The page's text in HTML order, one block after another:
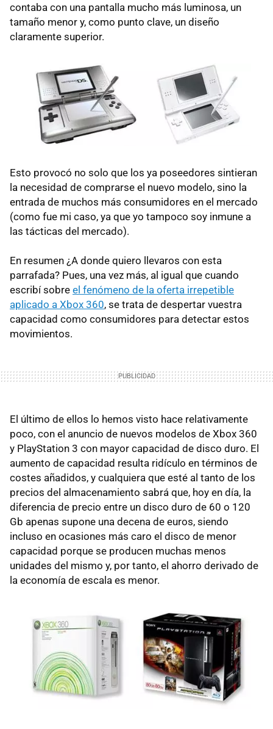
contaba con una pantalla mucho más luminosa, un
tamaño menor y, como punto clave, un diseño
claramente superior.
Esto provocó no solo que los ya poseedores sintieran
la necesidad de comprarse el nuevo modelo, sino la
entrada de muchos más consumidores en el mercado
(como fue mi caso, ya que yo tampoco soy inmune a
las tácticas del mercado).
En resumen ¿A donde quiero llevaros con esta
parrafada? Pues, una vez más, al igual que cuando
escribí sobre el fenómeno de la oferta irrepetible
aplicado a Xbox 360, se trata de despertar vuestra
capacidad como consumidores para detectar estos
movimientos.
El último de ellos lo hemos visto hace relativamente
poco, con el anuncio de nuevos modelos de Xbox 360
y PlayStation 3 con mayor capacidad de disco duro. El
aumento de capacidad resulta ridículo en términos de
costes añadidos, y cualquiera que esté al tanto de los
precios del almacenamiento sabrá que, hoy en día, la
diferencia de precio entre un disco duro de 60 o 120
Gb apenas supone una decena de euros, siendo
incluso en ocasiones más caro el disco de menor
capacidad porque se producen muchas menos
unidades del mismo y, por tanto, el ahorro derivado de
la economía de escala es menor.